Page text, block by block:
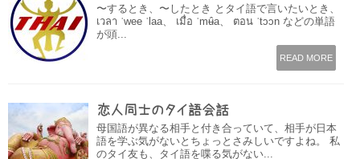
〜するとき、〜したとき とタイ語で言いたいとき、
เวลา ˈwee ˈlaa、 เมื่อ ˈmʉ̂a、 ตอน ˈtɔɔn などの単語
が頭...
READ MORE
恋人同士のタイ語会話
母国語が異なる相手と付き合っていて、相手が日本
語を学ぶ気がないとちょっとさみしいですよね。 私
のタイ友も、タイ語を喋る気がない...